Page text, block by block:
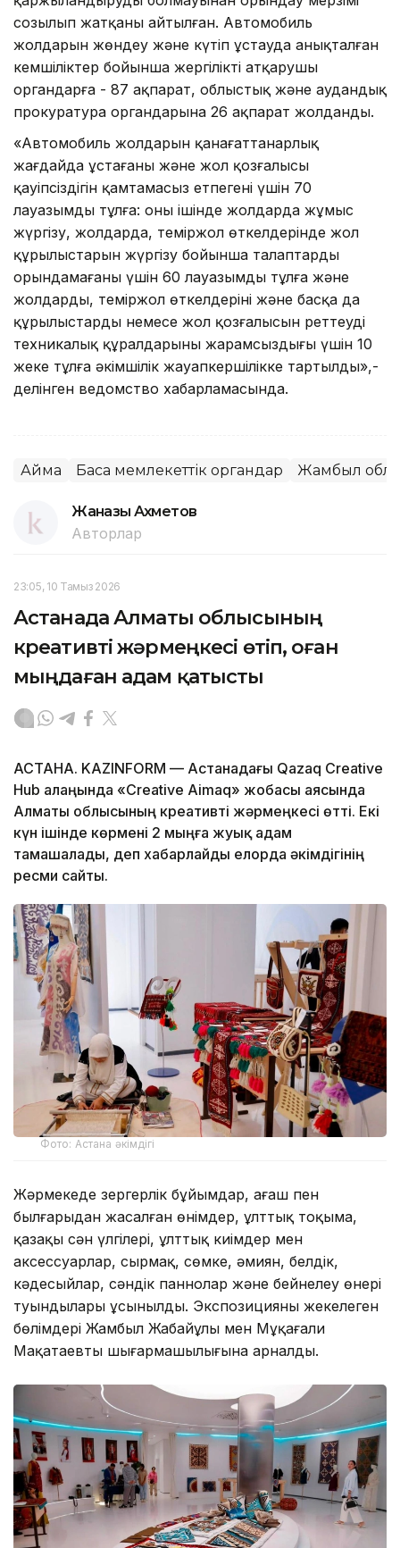
созылып жатқаны айтылған. Автомобиль
жолдарын жөндеу және күтіп ұстауда анықталған
кемшіліктер бойынша жергілікті атқарушы
органдарға - 87 ақпарат, облыстық және аудандық
прокуратура органдарына 26 ақпарат жолданды.
«Автомобиль жолдарын қанағаттанарлық
жағдайда ұстағаны және жол қозғалысы
қауіпсіздігін қамтамасыз етпегені үшін 70
лауазымды тұлға: оның ішінде жолдарда жұмыс
жүргізу, жолдарда, теміржол өткелдерінде жол
құрылыстарын жүргізу бойынша талаптарды
орындамағаны үшін 60 лауазымды тұлға және
жолдардың, теміржол өткелдерінің және басқа да
құрылыстардың немесе жол қозғалысын реттеудің
техникалық құралдарының жарамсыздығы үшін 10
жеке тұлға әкімшілік жауапкершілікке тартылды»,-
делінген ведомство хабарламасында.
Аймақ Басқа мемлекеттік органдар Жамбыл
Жанғазы Ахметов
Авторлар
23:05, 10 Тамыз 2026
Астанада Алматы облысының
креативті жәрмеңкесі өтіп, оған
мыңдаған адам қатысты
АСТАНА. KAZINFORM — Астанадағы Qazaq Creative
Hub алаңында «Creative Aimaq» жобасы аясында
Алматы облысының креативті жәрмеңкесі өтті. Екі
күн ішінде көрмені 2 мыңға жуық адам
тамашалады, деп хабарлайды елорда әкімдігінің
ресми сайты.
Фото: Астана әкімдігі
Жәрмеңкеде зергерлік бұйымдар, ағаш пен
былғарыдан жасалған өнімдер, ұлттық тоқыма,
қазақы сән үлгілері, ұлттық киімдер мен
аксессуарлар, сырмақ, сөмке, әмиян, белдік,
кәдесыйлар, сәндік паннолар және бейнелеу өнері
туындылары ұсынылды. Экспозицияның жекелеген
бөлімдері Жамбыл Жабайұлы мен Мұқағали
Мақатаевтың шығармашылығына арналды.